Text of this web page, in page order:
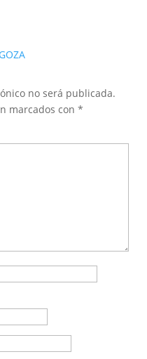
no será publicada.
marcados con *